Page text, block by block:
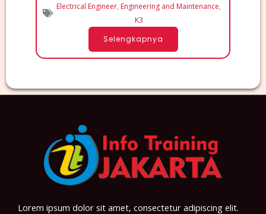
Electrical Engineer, Engineering and Maintenance,
K3
Selengkapnya
Lorem ipsum dolor sit amet, consectetur adipiscing elit.